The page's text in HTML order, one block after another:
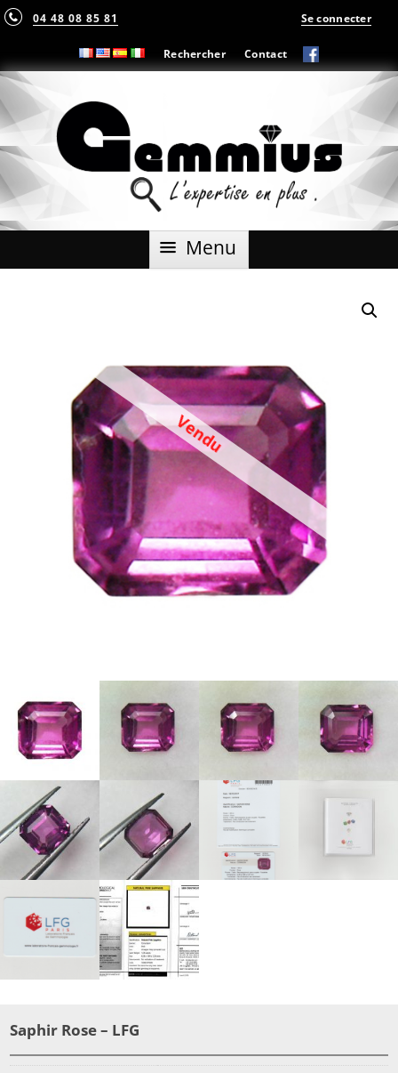
04 48 08 85 81
Rechercher Contact
Se connecter
Menu Aller
Vendu
Saphir Rose – LFG